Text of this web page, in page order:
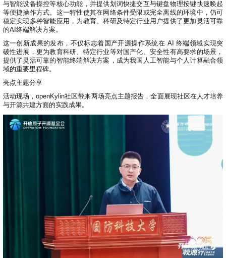
与智能设备操控等核心功能，并提供划词快捷交互与键盘物理按键快速唤起
等便捷操作方式。这一特性使其在网络条件受限或完全离线的环境中，仍可
稳定实现多种智能应用，为教育、科研及特定行业用户提供了更加灵活可靠
的AI终端解决方案。
这一创新成果的发布，不仅标志着国产开源操作系统在 AI 终端领域实现突
破性进展，更为教育科研、特定行业等对国产化、安全性有高要求的场景，
提供了灵活可靠的智能终端解决方案，成为我国人工智能与个人计算融合领
域的重要里程碑。
亮点主题分享
活动现场，openKylin社区带来两场亮点主题报告，全面展现社区在人才培养
与开源共建方面的实践成果。